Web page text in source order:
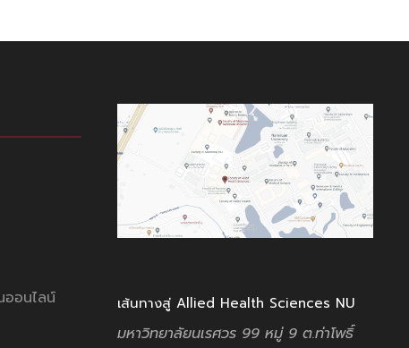
ออนไลน์
เส้นทางสู่ Allied Health Sciences NU
มหาวิทยาลัยนเรศวร 99 หมู่ 9 ต.ท่าโพธิ์